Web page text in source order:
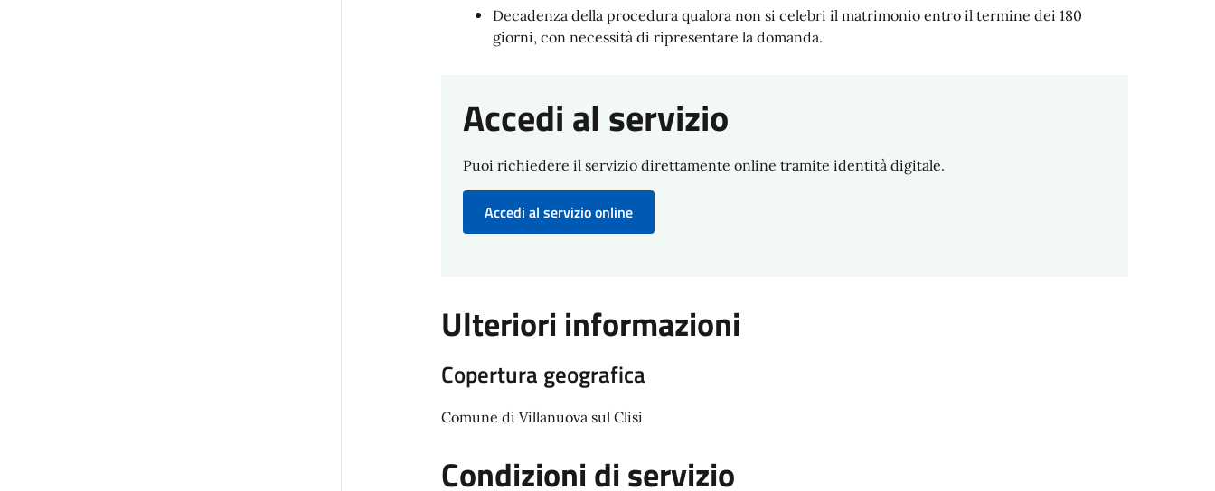
Decadenza della procedura qualora non si celebri il matrimonio entro il termine dei 180
giorni, con necessità di ripresentare la domanda.
Accedi al servizio
Puoi richiedere il servizio direttamente online tramite identità digitale.
Accedi al servizio online
Ulteriori informazioni
Copertura geografica
Comune di Villanuova sul Clisi
Condizioni di servizio